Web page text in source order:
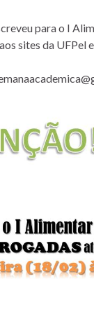
para o I
sites da UFPel